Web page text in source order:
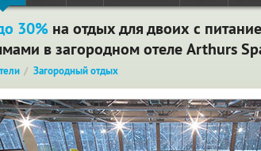
30% на отдых для двоих с
в загородном отеле Arthurs
Загородный отдых